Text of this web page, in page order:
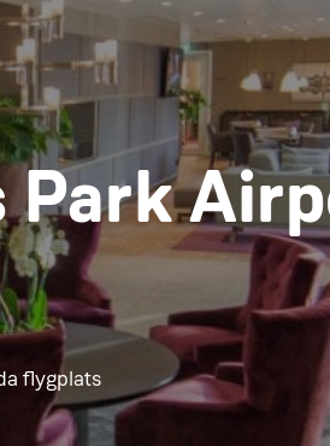
Park
flygplats